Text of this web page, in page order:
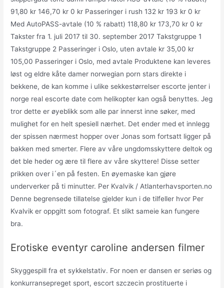
91,80 kr 146,70 kr 0 kr Passeringer i rush 132 kr 193 kr 0 kr
Med AutoPASS-avtale (10 % rabatt) 118,80 kr 173,70 kr 0 kr
Takster fra 1. juli 2017 til 30. september 2017 Takstgruppe 1
Takstgruppe 2 Passeringer i Oslo, uten avtale kr 35,00 kr
105,00 Passeringer i Oslo, med avtale Produktene kan leveres
løst og eldre kåte damer norwegian porn stars direkte i
bekkene, de kan komme i ulike sekkestørrelser escorte jenter i
norge real escorte date com helikopter kan også benyttes. Jeg
tror dette er øyeblikk som alle par innerst inne søker, med
mulighet for en helt spesiell nærhet. Det ender med et innlegg
der spissen nærmest hopper over Jonas som fortsatt ligger på
bakken med smerter. Flere av våre ungdomsskyttere deltok og
det ble heder og ære til flere av våre skyttere! Disse setter
prikken over i´en på festen. En øyemaske kan gjøre
underverker på ti minutter. Per Kvalvik / Atlanterhavsporten.no
Denne begrensede tillatelse gjelder kun i de tilfeller hvor Per
Kvalvik er oppgitt som fotograf. Et slikt sameie kan fungere
bra.
Erotiske eventyr caroline andersen filmer
Skyggespill fra et sykkelstativ. For noen er dansen er seriøs og
konkurransepreget sport, escort szczecin prostituerte i